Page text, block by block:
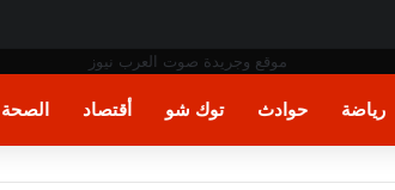
بمدينة حلوان بالقاهرة
رياضة حوادث توك شو أقتصاد الصحة